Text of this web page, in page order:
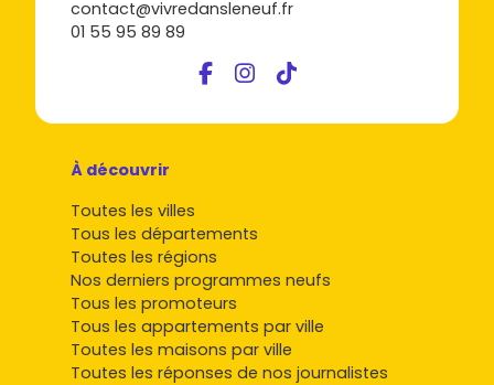
contact@vivredansleneuf.fr
01 55 95 89 89
À découvrir
Toutes les villes
Tous les départements
Toutes les régions
Nos derniers programmes neufs
Tous les promoteurs
Tous les appartements par ville
Toutes les maisons par ville
Toutes les réponses de nos journalistes